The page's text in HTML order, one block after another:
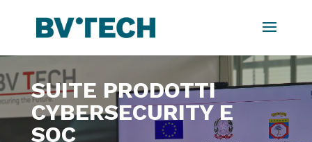
SUITE PRODOTTI
CYBERSECURITY E
SOC